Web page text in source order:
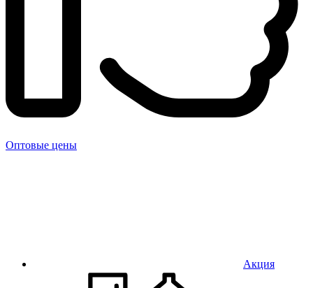
Оптовые цены
Акция